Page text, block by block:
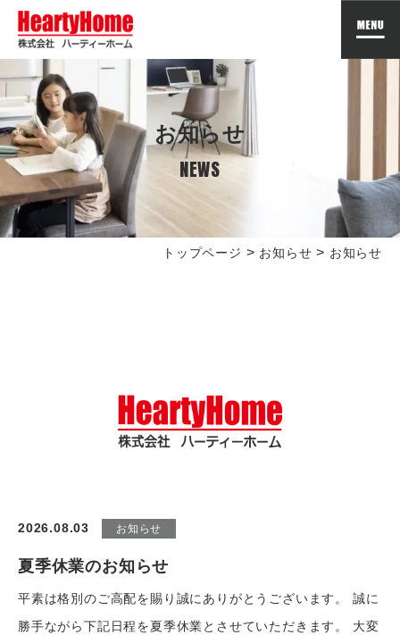
お知らせ
NEWS
トップページ > お知らせ > お知らせ
2026.08.03 お知らせ
夏季休業のお知らせ
平素は格別のご高配を賜り誠にありがとうございます。 誠に
勝手ながら下記日程を夏季休業とさせていただきます。 大変